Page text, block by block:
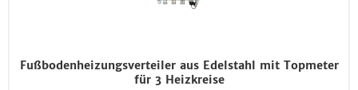
Fußbodenheizungsverteiler aus Edelstahl mit Topmeter
für 3 Heizkreise